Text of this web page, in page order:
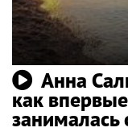
Анна
как